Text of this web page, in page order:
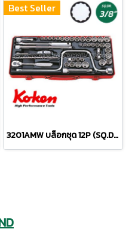
Best Seller
3201AMW บล็อกชุด 12P (SQ.DR.3/8") Socket Set